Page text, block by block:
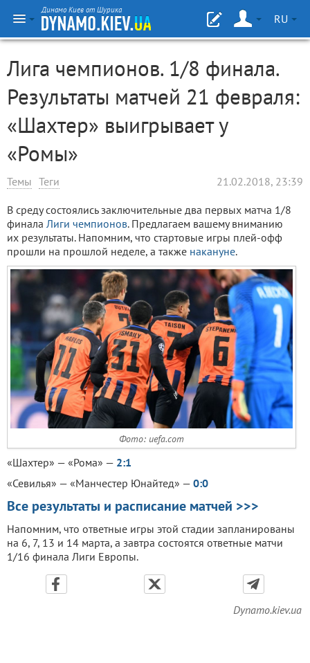
Динамо Киев от Шурика
RU
Лига чемпионов. 1/8 финала.
Результаты матчей 21 февраля:
«Шахтер» выигрывает у
«Ромы»
Темы Теги 21.02.2018, 23:39
В среду состоялись заключительные два первых матча 1/8
финала Лиги чемпионов. Предлагаем вашему вниманию
их результаты. Напомним, что стартовые игры плей-офф
прошли на прошлой неделе, а также накануне.
Фото: uefa.com
«Шахтер» — «Рома» — 2:1
«Севилья» — «Манчестер Юнайтед» — 0:0
Все результаты и расписание матчей >>>
Напомним, что ответные игры этой стадии запланированы
на 6, 7, 13 и 14 марта, а завтра состоятся ответные матчи
1/16 финала Лиги Европы.
Dynamo.kiev.ua